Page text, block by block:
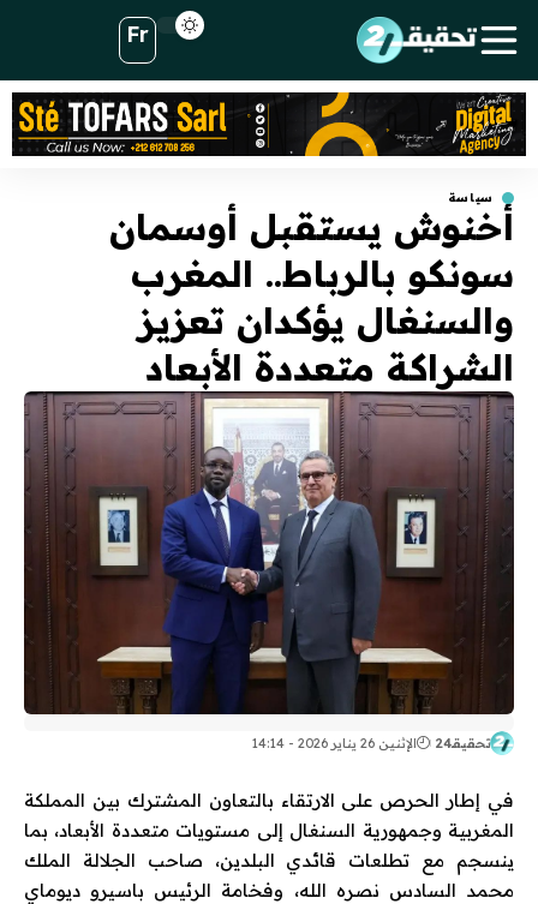
Fr
سياسة
أخنوش يستقبل أوسمان
سونكو بالرباط.. المغرب
والسنغال يؤكدان تعزيز
الشراكة متعددة الأبعاد
تحقيقـ24 الإثنين 26 يناير 2026 - 14:14
في إطار الحرص على الارتقاء بالتعاون المشترك بين المملكة
المغربية وجمهورية السنغال إلى مستويات متعددة الأبعاد، بما
ينسجم مع تطلعات قائدي البلدين، صاحب الجلالة الملك
محمد السادس نصره الله، وفخامة الرئيس باسيرو ديوماي